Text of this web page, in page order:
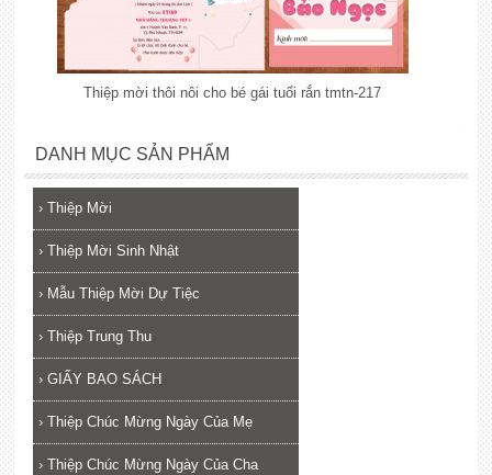
Thiệp mời thôi nôi cho bé gái tuổi rắn tmtn-217
DANH MỤC SẢN PHẨM
› Thiệp Mời
› Thiệp Mời Sinh Nhật
› Mẫu Thiệp Mời Dự Tiệc
› Thiệp Trung Thu
› GIẤY BAO SÁCH
› Thiệp Chúc Mừng Ngày Của Mẹ
› Thiệp Chúc Mừng Ngày Của Cha